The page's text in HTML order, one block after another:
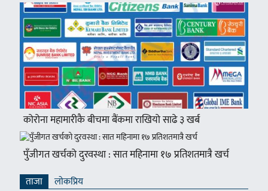
कोरोना महामारीकै बीचमा बैंकमा राखियो साढे ३ खर्ब
पुँजीगत खर्चको दुरवस्था : सात महिनामा १७ प्रतिशतमात्रै खर्च
ताजा लाेकप्रिय